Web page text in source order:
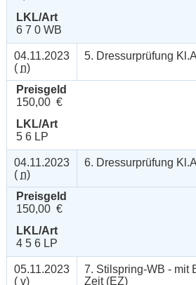
LKL/Art
6 7 0 WB
04.11.2023
( n)
5. Dressurprüfung
Preisgeld
150,00 €
LKL/Art
5 6 LP
04.11.2023
( n)
6. Dressurprüfung
Preisgeld
150,00 €
LKL/Art
4 5 6 LP
05.11.2023
( v)
7. Stilspring-WB - mit
Zeit (EZ)